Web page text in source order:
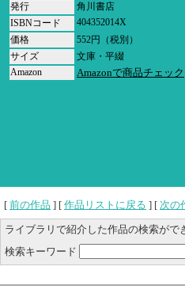
発行
角川書店
ISBNコード
404352014X
価格
552円（税別）
サイズ
文庫・平綴
Amazon
Amazonで商品チェック
[ 前の作品 ] [ 作品リストに戻る ] [ 次の
ライブラリで紹介した作品の検索がで
検索キーワード